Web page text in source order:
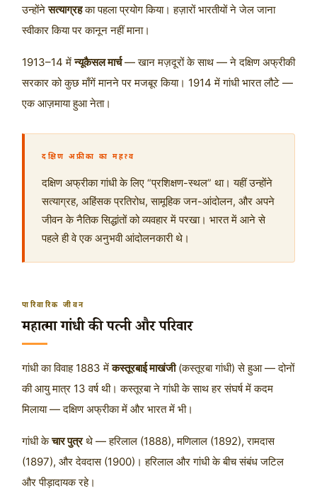
उन्होंनेसत्याग्रहका पहला प्रयोग किया। हज़ारों भारतीयों ने जेल जाना
स्वीकार किया पर कानून नहीं माना।
1913–14 मेंन्यूकैसल मार्च— खान मज़दूरों के साथ — ने दक्षिण अफ्रीकी
सरकार को कुछ माँगें मानने पर मजबूर किया। 1914 में गांधी भारत लौटे —
एक आज़माया हुआ नेता।
दक्षिण अफ्रीका का महत्व
दक्षिण अफ्रीका गांधी के लिए “प्रशिक्षण-स्थल” था। यहीं उन्होंने
सत्याग्रह, अहिंसक प्रतिरोध, सामूहिक जन-आंदोलन, और अपने
जीवन के नैतिक सिद्धांतों को व्यवहार में परखा। भारत में आने से
पहले ही वे एक अनुभवी आंदोलनकारी थे।
पारिवारिक जीवन
महात्मा गांधी की पत्नी और परिवार
गांधी का विवाह 1883 मेंकस्तूरबाई माखंजी(कस्तूरबा गांधी) से हुआ — दोनों
की आयु मात्र 13 वर्ष थी। कस्तूरबा ने गांधी के साथ हर संघर्ष में कदम
मिलाया — दक्षिण अफ्रीका में और भारत में भी।
गांधी केचार पुत्रथे — हरिलाल (1888), मणिलाल (1892), रामदास
(1897), और देवदास (1900)। हरिलाल और गांधी के बीच संबंध जटिल
और पीड़ादायक रहे।